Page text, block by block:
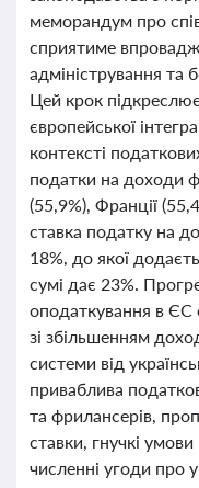
меморандум про
сприятиме
адміністрування та
Цей крок
європейської
контексті
податки на доходи
(55,9%), Франції
ставка податку на
18%, до якої
сумі дає 23%.
оподаткування в ЄС
зі збільшенням
системи від
приваблива
та фрилансерів,
ставки, гнучкі
численні угоди про